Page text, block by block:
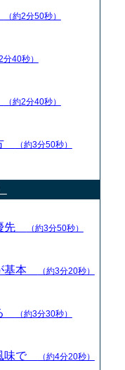
（約2分50秒）
分40秒）
（約2分40秒）
（約3分50秒）
先 （約3分50秒）
基本 （約3分20秒）
（約3分30秒）
味で （約4分20秒）